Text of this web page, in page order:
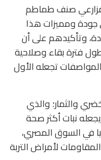
صنف طماطم
جودة ومميزات هذا
وتأكيدهم على أن
فترة بقاء وصلاحية
المواصفات تجعله الأول
والثمار؛ والذي
نبات أكثر صحة
في السوق المصري،
لأمراض التربة